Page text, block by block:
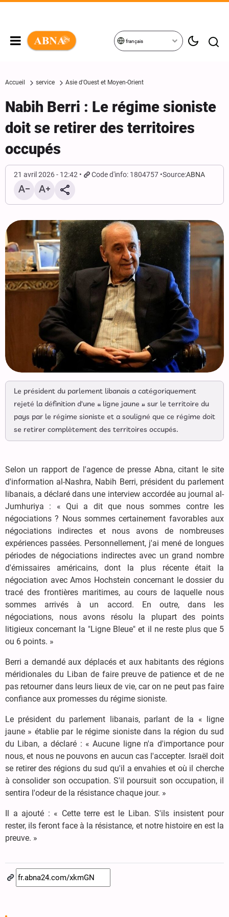
français
Accueil service Asie d'Ouest et Moyen-Orient
Nabih Berri : Le régime sioniste
doit se retirer des territoires
occupés
21 avril 2026 - 12:42 Code d'info: 1804757 Source:ABNA
Le président du parlement libanais a catégoriquement
rejeté la définition d'une « ligne jaune » sur le territoire du
pays par le régime sioniste et a souligné que ce régime doit
se retirer complètement des territoires occupés.
Selon un rapport de l'agence de presse Abna, citant le site
d'information al-Nashra, Nabih Berri, président du parlement
libanais, a déclaré dans une interview accordée au journal al-
Jumhuriya : « Qui a dit que nous sommes contre les
négociations ? Nous sommes certainement favorables aux
négociations indirectes et nous avons de nombreuses
expériences passées. Personnellement, j'ai mené de longues
périodes de négociations indirectes avec un grand nombre
d'émissaires américains, dont la plus récente était la
négociation avec Amos Hochstein concernant le dossier du
tracé des frontières maritimes, au cours de laquelle nous
sommes arrivés à un accord. En outre, dans les
négociations, nous avons résolu la plupart des points
litigieux concernant la "Ligne Bleue" et il ne reste plus que 5
ou 6 points. »
Berri a demandé aux déplacés et aux habitants des régions
méridionales du Liban de faire preuve de patience et de ne
pas retourner dans leurs lieux de vie, car on ne peut pas faire
confiance aux promesses du régime sioniste.
Le président du parlement libanais, parlant de la « ligne
jaune » établie par le régime sioniste dans la région du sud
du Liban, a déclaré : « Aucune ligne n'a d'importance pour
nous, et nous ne pouvons en aucun cas l'accepter. Israël doit
se retirer des régions du sud qu'il a envahies et où il cherche
à consolider son occupation. S'il poursuit son occupation, il
sentira l'odeur de la résistance chaque jour. »
Il a ajouté : « Cette terre est le Liban. S'ils insistent pour
rester, ils feront face à la résistance, et notre histoire en est la
preuve. »